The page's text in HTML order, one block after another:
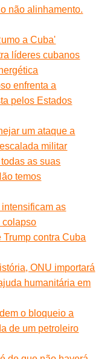
não alinhamento.
a Cuba'
líderes cubanos
enfrenta a
pelos Estados
um ataque a
militar
as suas
temos
as
colapso
contra Cuba
ONU importará
humanitária em
o bloqueio a
de um petroleiro